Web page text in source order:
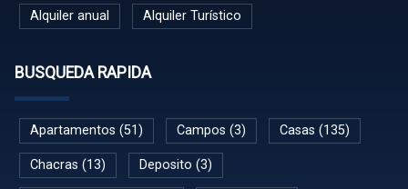
Alquiler anual Alquiler Turístico
BUSQUEDA RAPIDA
Apartamentos (51) Campos (3) Casas (135)
Chacras (13) Deposito (3)